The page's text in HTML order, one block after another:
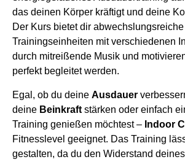
das deinen Körper kräftigt und deine
Der Kurs bietet dir abwechslungsreiche
Trainingseinheiten mit verschiedenen
durch mitreißende Musik und
perfekt begleitet werden.
Egal, ob du deine Ausdauer
deine Beinkraft stärken oder einfach
Training genießen möchtest – Indoor
Fitnesslevel geeignet. Das Training
gestalten, da du den Widerstand